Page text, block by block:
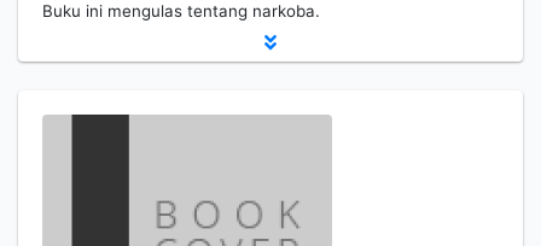
Buku ini mengulas tentang narkoba.